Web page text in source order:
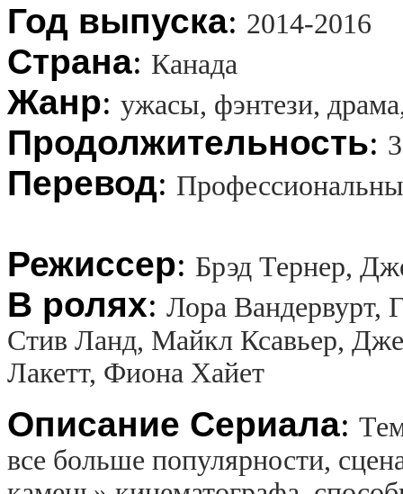
Год выпуска: 2014-2016
Страна: Канада
Жанр: ужасы, фэнтези,
Продолжительность:
Перевод:
Режиссер: Брэд Тернер,
В ролях: Лора Вандервурт,
Стив Ланд, Майкл Ксавьер,
Лакетт, Фиона Хайет
Описание Сериала:
все больше популярности,